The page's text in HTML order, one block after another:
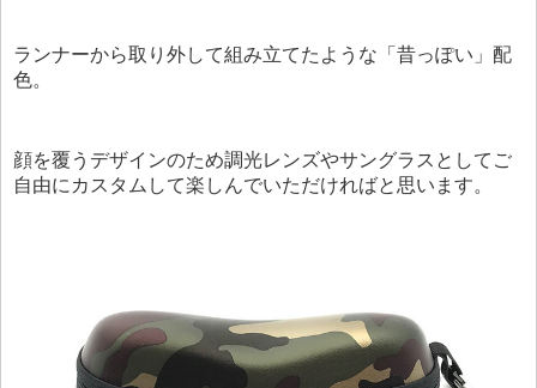
ランナーから取り外して組み立てたような「昔っぽい」配
色。
顔を覆うデザインのため調光レンズやサングラスとしてご
自由にカスタムして楽しんでいただければと思います。